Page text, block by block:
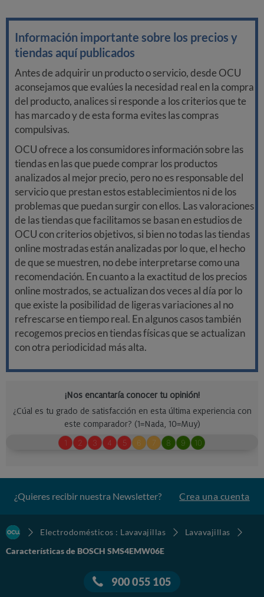
Información importante sobre los precios y
tiendas aquí publicados
Antes de adquirir un producto o servicio, desde OCU
aconsejamos que evalúes la necesidad real en la compra
del producto, analices si responde a los criterios que te
has marcado y de esta forma evites las compras
compulsivas.
OCU ofrece a los consumidores información sobre las
tiendas en las que puede comprar los productos
analizados al mejor precio, pero no es responsable del
servicio que prestan estos establecimientos ni de los
problemas que puedan surgir con ellos. Las valoraciones
de las tiendas que facilitamos se basan en estudios de
OCU con criterios objetivos, si bien no todas las tiendas
online mostradas están analizadas por lo que, el hecho
de que se muestren, no debe interpretarse como una
recomendación. En cuanto a la exactitud de los precios
online mostrados, se actualizan dos veces al día por lo
que existe la posibilidad de ligeras variaciones al no
refrescarse en tiempo real. En algunos casos también
recogemos precios en tiendas físicas que se actualizan
con otra periodicidad más alta.
¿Quieres recibir nuestra Newsletter? Crea una cuenta
Electrodomésticos : Lavavajillas
Lavavajillas
Características de BOSCH SMS4EMW06E
900 055 105